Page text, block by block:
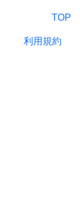
TOP
利用規約